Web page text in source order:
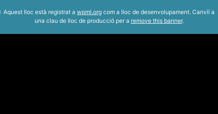
Aquest lloc està registrat a wpml.org com a lloc de desenvolupament. Canviï a
una clau de lloc de producció per a remove this banner.